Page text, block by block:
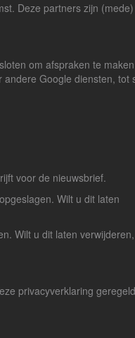
Deze partners zijn (mede)
om afspraken te
Google diensten, tot
voor de nieuwsbrief.
Wilt u dit laten
Wilt u dit laten
privacyverklaring